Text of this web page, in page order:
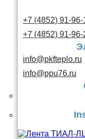
+7 (4852) 91-96-
+7 (4852) 91-96-
info@pkfteplo.ru
info@ppu76.ru